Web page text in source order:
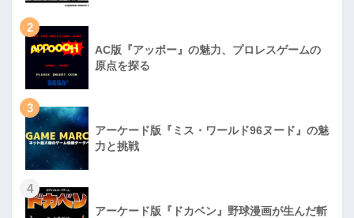
2
AC版『アッポー』の魅力、プロレスゲームの
原点を探る
3
アーケード版『ミス・ワールド96ヌード』の魅
力と挑戦
4
アーケード版『ドカベン』野球漫画が生んだ斬